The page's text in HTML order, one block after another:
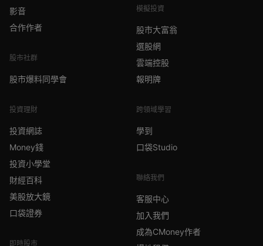
影音
合作作者
股市社群
股市爆料同學會
投資理財
投資網誌
Money錢
投資小學堂
財經百科
美股放大鏡
口袋證券
即時股市
模擬投資
股市大富翁
選股網
雲端控股
報明牌
跨領域學習
學到
口袋Studio
聯絡我們
客服中心
加入我們
成為CMoney作者